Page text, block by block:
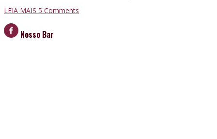
LEIA MAIS 5 Comments
Nosso Bar